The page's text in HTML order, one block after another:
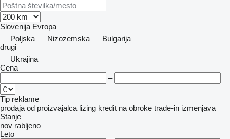
Slovenija Evropa
Poljska
Nizozemska
Bulgarija
drugi
Ukrajina
Cena
–
Tip reklame
prodaja od proizvajalca lizing kredit na obroke trade-in izmenjava
Stanje
nov rabljeno
Leto